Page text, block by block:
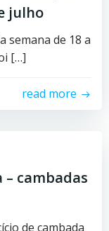
julho
semana de 18 a
[…]
read more
– cambadas
de cambada